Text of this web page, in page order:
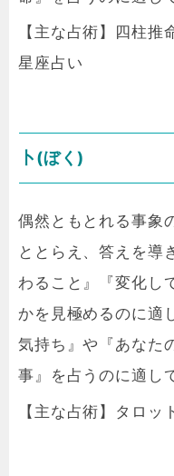
【主な占術】四柱
星座占い
卜(ぼく)
偶然ともとれる事象
ととらえ、答えを導
わること』『変化し
かを見極めるのに適
気持ち』や『あなた
事』を占うのに適し
【主な占術】タロ